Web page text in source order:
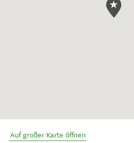
Auf großer Karte öffnen